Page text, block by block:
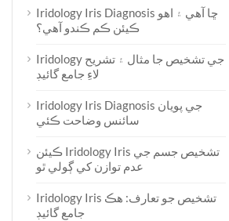
Iridology Iris Diagnosis ڇا آهي ۽ اهو
ڪيئن ڪم ڪندو آهي؟
Iridology جي تشخيص جا مثال ۽ تشريح
لاءِ جامع گائيڊ
Iridology Iris Diagnosis جي پويان
سائنس وضاحت ڪئي
ڪيئن Iridology Iris تشخيص جسم جي
عدم توازن کي ڳولي ٿو
Iridology Iris تشخيص جو تعارف: هڪ
جامع گائيڊ